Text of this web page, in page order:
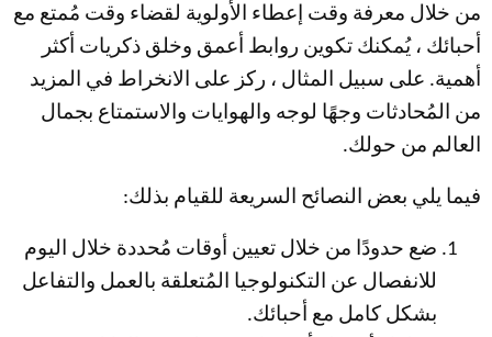
من خلال معرفة وقت إعطاء الأولوية لقضاء وقت مُمتع مع
أحبائك ، يُمكنك تكوين روابط أعمق وخلق ذكريات أكثر
أهمية. على سبيل المثال ، ركز على الانخراط في المزيد
من المُحادثات وجهًا لوجه والهوايات والاستمتاع بجمال
العالم من حولك.
فيما يلي بعض النصائح السريعة للقيام بذلك:
ضع حدودًا من خلال تعيين أوقات مُحددة خلال اليوم
للانفصال عن التكنولوجيا المُتعلقة بالعمل والتفاعل
بشكل كامل مع أحبائك.